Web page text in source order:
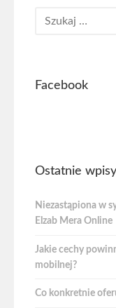
Facebook
Ostatnie wpisy
Niezastąpiona w
Elzab Mera Online
Jakie cechy
mobilnej?
Co konkretnie